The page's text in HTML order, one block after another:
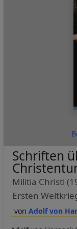
Adolf von
Schriften
Militia Christi
Ersten